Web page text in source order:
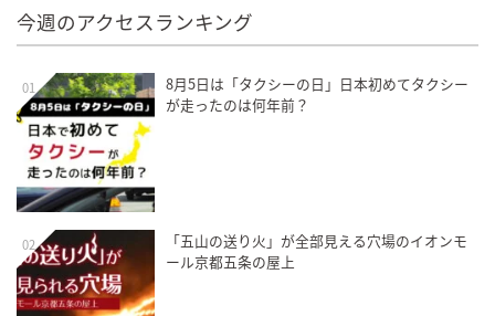
今週のアクセスランキング
01
8月5日は「タクシーの日」日本初めてタクシー
が走ったのは何年前？
02
「五山の送り火」が全部見える穴場のイオンモ
ール京都五条の屋上